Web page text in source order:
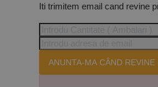
Iti trimitem email cand revine
ANUNTA-MA CÂND REVINE